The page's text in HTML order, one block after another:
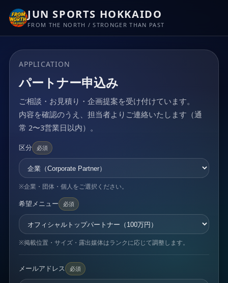
JUN SPORTS HOKKAIDO
FROM THE NORTH / STRONGER THAN PAST
APPLICATION
パートナー申込み
ご相談・お見積り・企画提案を受け付けています。
内容を確認のうえ、担当者よりご連絡いたします（通
常 2〜3営業日以内）。
区分 必須
※企業・団体・個人をご選択ください。
希望メニュー
必須
※掲載位置・サイズ・露出媒体はランクに応じて調整します。
メールアドレス 必須